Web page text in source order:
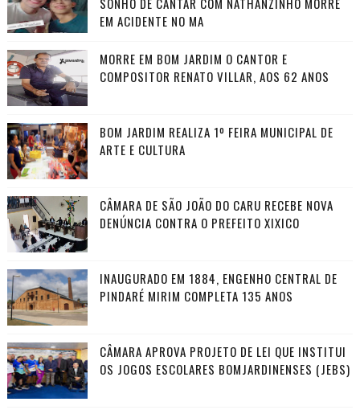
EM ACIDENTE NO MA
MORRE EM BOM JARDIM O CANTOR E
COMPOSITOR RENATO VILLAR, AOS 62 ANOS
BOM JARDIM REALIZA 1º FEIRA MUNICIPAL DE
ARTE E CULTURA
CÂMARA DE SÃO JOÃO DO CARU RECEBE NOVA
DENÚNCIA CONTRA O PREFEITO XIXICO
INAUGURADO EM 1884, ENGENHO CENTRAL DE
PINDARÉ MIRIM COMPLETA 135 ANOS
CÂMARA APROVA PROJETO DE LEI QUE INSTITUI
OS JOGOS ESCOLARES BOMJARDINENSES (JEBS)